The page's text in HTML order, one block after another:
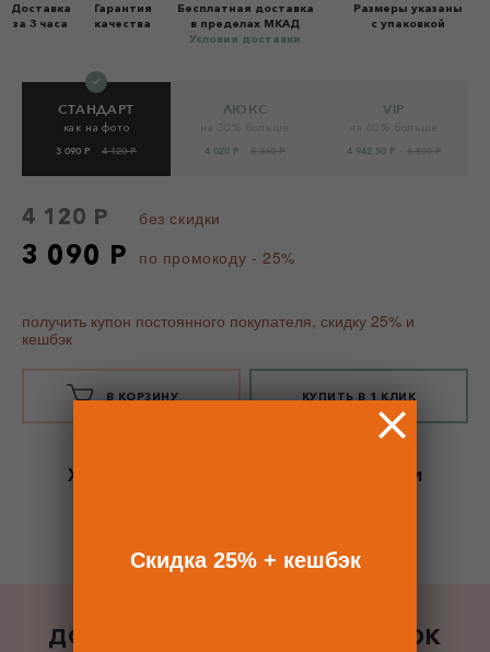
Доставка
за 3 часа
Гарантия
качества
Бесплатная доставка
в пределах МКАД
Условия доставки
Размеры указаны
с упаковкой
СТАНДАРТ
как на фото
3 090 Р 4 120 Р
ЛЮКС
4 020 Р 5 360 Р
VIP
4 942.50 Р 6 590 Р
4 120 Р без скидки
3 090 Р по промокоду - 25%
получить купон постоянного покупателя, скидку 25% и
кешбэк
В КОРЗИНУ КУПИТЬ В 1 КЛИК
Хотите сразу
и
ДОБАВИТЬ К ЗАКАЗУ ПОДАРОК
Скидка 25% + кешбэк